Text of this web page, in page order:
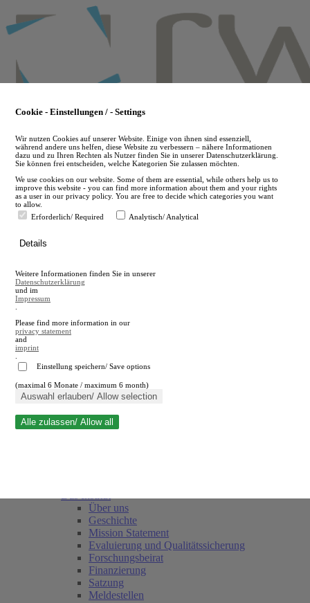
to
main
en
A
A
Suche schließen
Über uns
Geschichte
Mission Statement
Evaluierung und Qualitätssicherung
Forschungsbeirat
Finanzierung
Satzung
Meldestellen
Cookie - Einstellungen / - Settings
Wir nutzen Cookies auf unserer Website. Einige von ihnen sind essenziell,
während andere uns helfen, diese Website zu verbessern – nähere Informationen
dazu und zu Ihren Rechten als Nutzer finden Sie in unserer Datenschutzerklärung.
Sie können frei entscheiden, welche Kategorien Sie zulassen möchten.
We use cookies on our website. Some of them are essential, while others help us to
improve this website - you can find more information about them and your rights
as a user in our privacy policy. You are free to decide which categories you want
to allow.
Erforderlich/ Required
Analytisch/ Analytical
Details
Weitere Informationen finden Sie in unserer
Datenschutzerklärung
und im
Impressum
Please find more information in our
privacy statement
and
imprint
Einstellung speichern/ Save options
(maximal 6 Monate / maximum 6 month)
Auswahl erlauben/ Allow selection
Alle zulassen/ Allow all